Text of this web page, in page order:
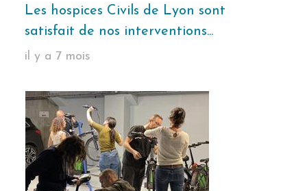
Les hospices Civils de Lyon sont
satisfait de nos interventions...
il y a 7 mois